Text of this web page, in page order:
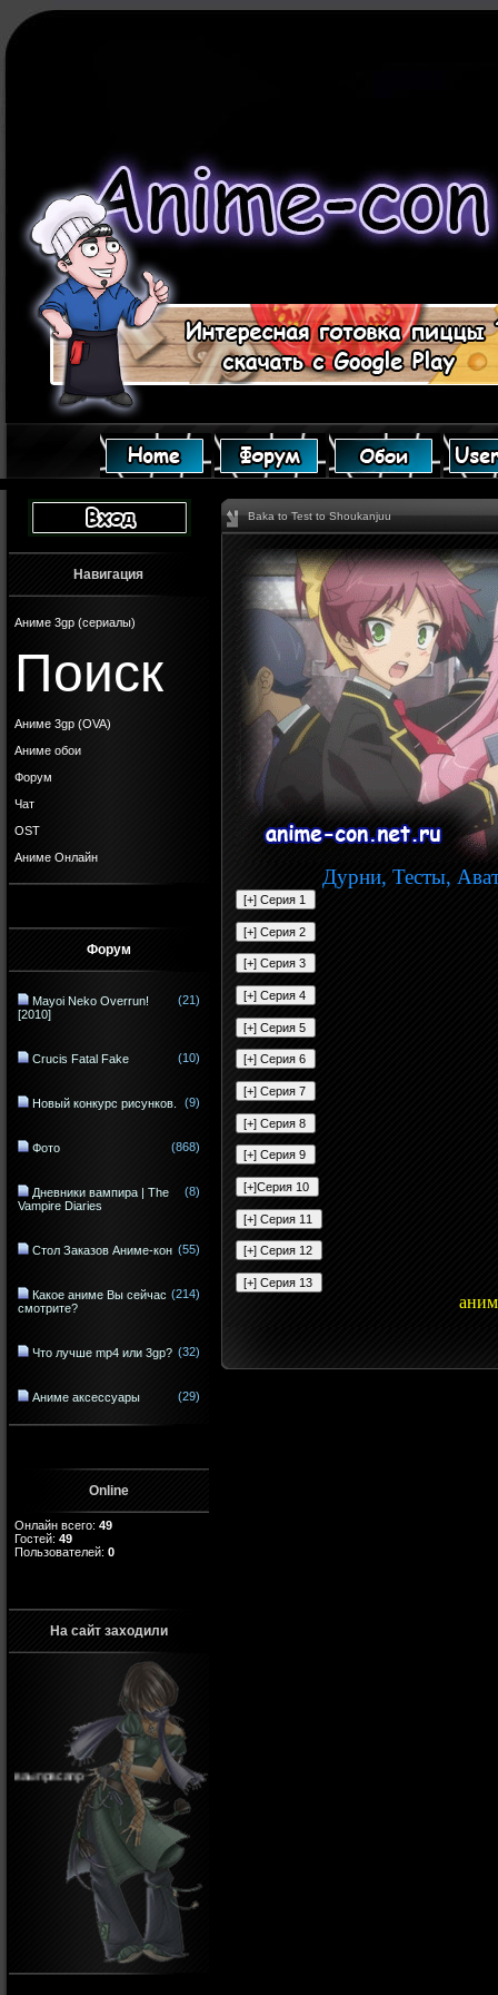
Навигация
Аниме 3gp (сериалы)
Поиск
Аниме 3gp (OVA)
Аниме обои
Форум
Чат
OST
Аниме Онлайн
Форум
Mayoi Neko Overrun!
[2010]
(21)
Crucis Fatal Fake (10)
Новый конкурс рисунков. (9)
Фото (868)
Дневники вампира | The
Vampire Diaries
(8)
Стол Заказов Аниме-кон (55)
Какое аниме Вы сейчас
смотрите?
(214)
Что лучше mp4 или 3gp? (32)
Аниме аксессуары (29)
Online
Онлайн всего: 49
Гостей: 49
Пользователей: 0
На сайт заходили
ваыпрвсапр
Baka to Test to Shoukanjuu
Дурни, Тесты,